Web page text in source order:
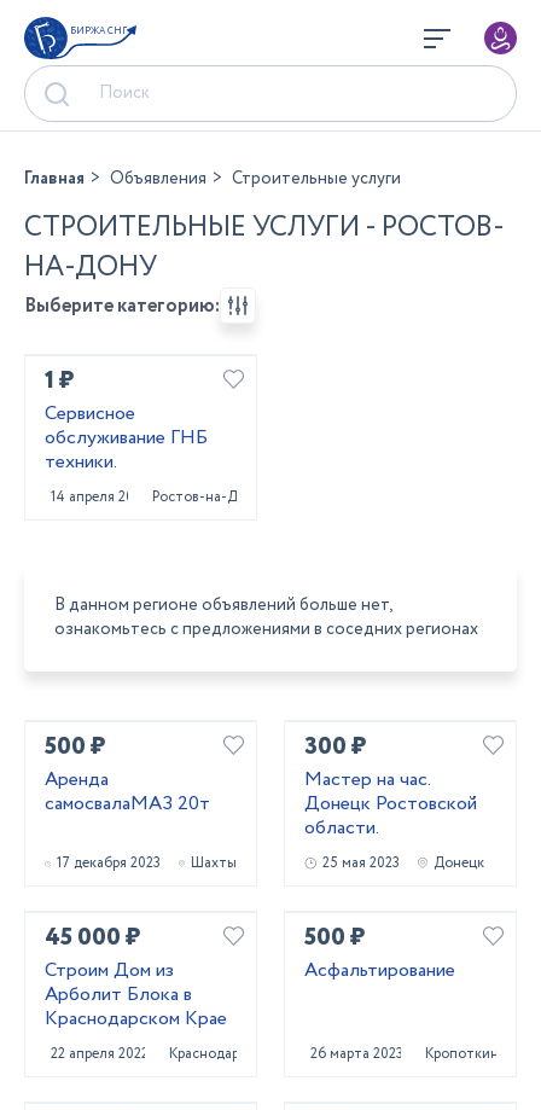
БИРЖА СНГ
Главная Объявления Строительные услуги
СТРОИТЕЛЬНЫЕ УСЛУГИ - РОСТОВ-
НА-ДОНУ
Выберите категорию:
1 ₽
Сервисное
обслуживание ГНБ
техники.
14 апреля 2022 Ростов-на-Дону
В данном регионе объявлений больше нет,
ознакомьтесь с предложениями в соседних регионах
500 ₽
Аренда
самосвалаМАЗ 20т
17 декабря 2023 Шахты
300 ₽
Мастер на час.
Донецк Ростовской
области.
25 мая 2023 Донецк
45 000 ₽
Строим Дом из
Арболит Блока в
Краснодарском Крае
22 апреля 2022 Краснодар
500 ₽
Асфальтирование
26 марта 2023 Кропоткин